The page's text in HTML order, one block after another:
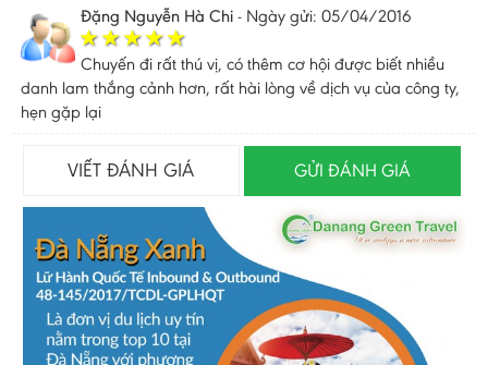
Đặng Nguyễn Hà Chi - Ngày gửi: 05/04/2016
Chuyến đi rất thú vị, có thêm cơ hội được biết nhiều
danh lam thắng cảnh hơn, rất hài lòng về dịch vụ của công ty,
hẹn gặp lại
VIẾT ĐÁNH GIÁ GỬI ĐÁNH GIÁ